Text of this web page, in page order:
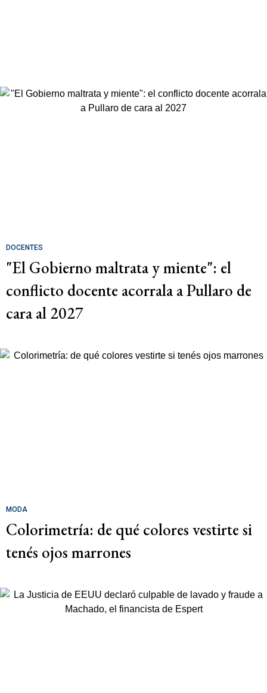
DOCENTES
"El Gobierno maltrata y miente": el
conflicto docente acorrala a Pullaro de
cara al 2027
MODA
Colorimetría: de qué colores vestirte si
tenés ojos marrones